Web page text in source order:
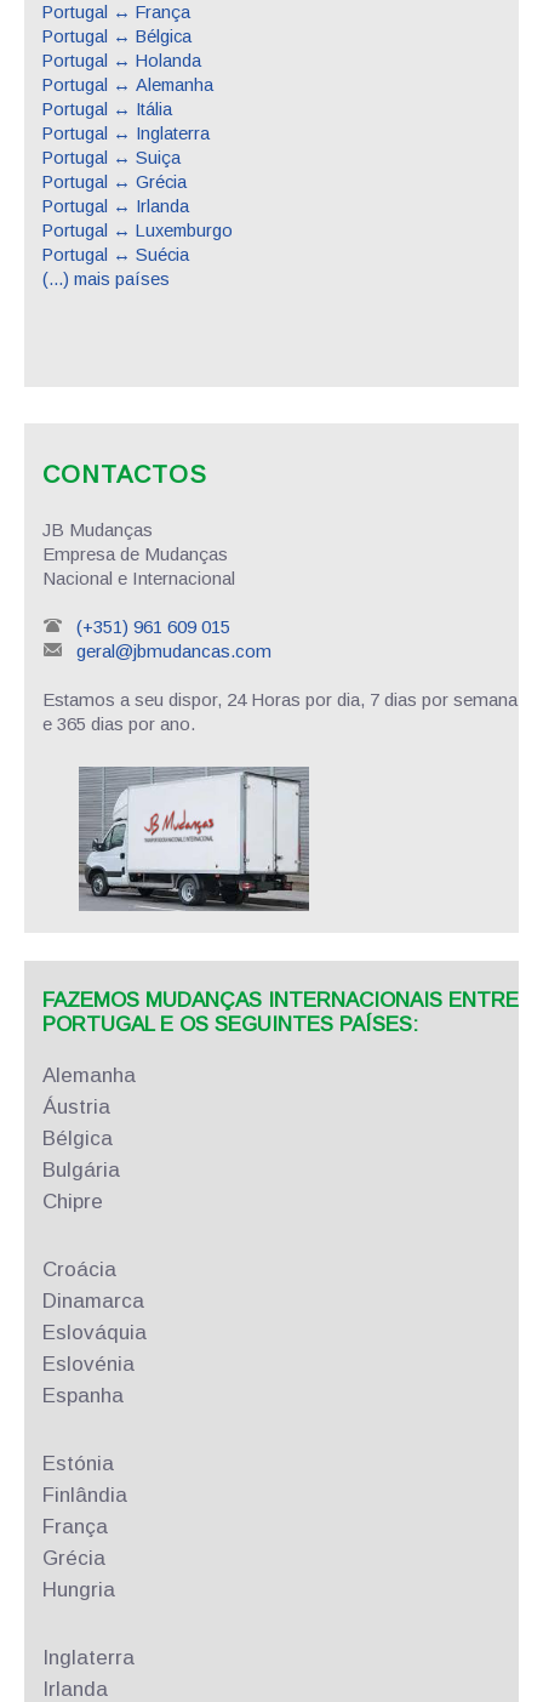
Portugal ↔ França
Portugal ↔ Bélgica
Portugal ↔ Holanda
Portugal ↔ Alemanha
Portugal ↔ Itália
Portugal ↔ Inglaterra
Portugal ↔ Suiça
Portugal ↔ Grécia
Portugal ↔ Irlanda
Portugal ↔ Luxemburgo
Portugal ↔ Suécia
(...) mais países
CONTACTOS
JB Mudanças
Empresa de Mudanças
Nacional e Internacional
(+351) 961 609 015
geral@jbmudancas.com
Estamos a seu dispor, 24 Horas por dia, 7 dias por semana
e 365 dias por ano.
FAZEMOS MUDANÇAS INTERNACIONAIS ENTRE
PORTUGAL E OS SEGUINTES PAÍSES:
Alemanha
Áustria
Bélgica
Bulgária
Chipre
Croácia
Dinamarca
Eslováquia
Eslovénia
Espanha
Estónia
Finlândia
França
Grécia
Hungria
Inglaterra
Irlanda